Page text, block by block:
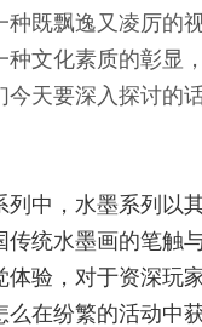
既飘逸又凌厉的
文化素质的彰显
今天要深入探讨的
列中，水墨系列以
传统水墨画的笔触
体验，对于资深玩
么在纷繁的活动中